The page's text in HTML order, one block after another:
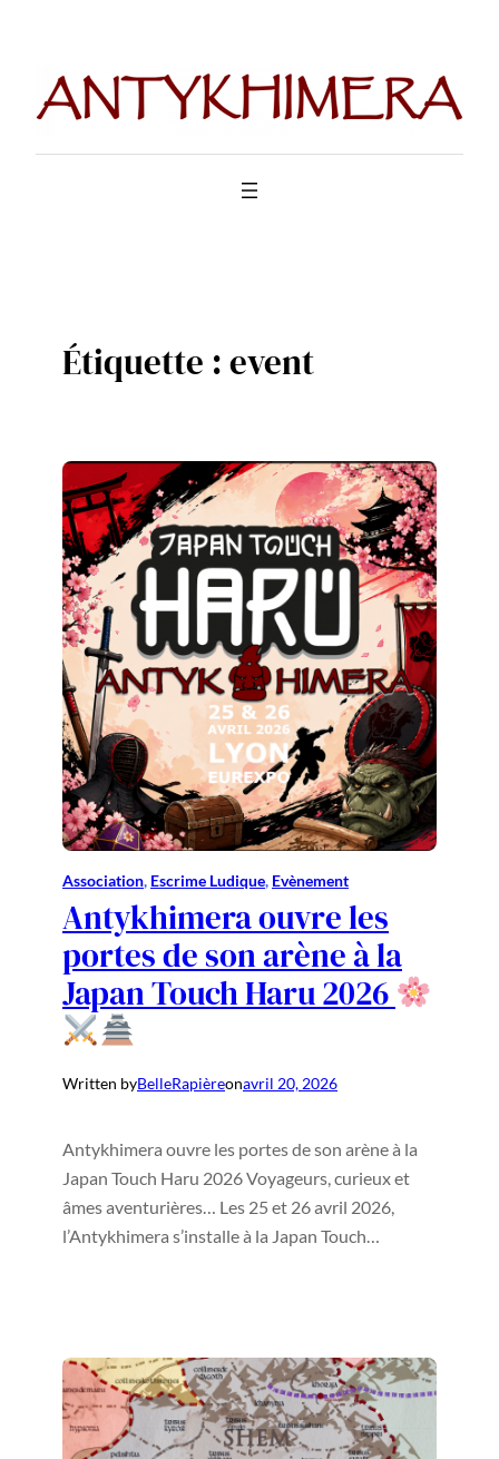
contenu
Étiquette :event
Association, Escrime Ludique, Evènement
Antykhimera ouvre les
portes de son arène à la
Japan Touch Haru 2026
Written byBelleRapièreonavril 20, 2026
Antykhimera ouvre les portes de son arène à la
Japan Touch Haru 2026 Voyageurs, curieux et
âmes aventurières… Les 25 et 26 avril 2026,
l’Antykhimera s’installe à la Japan Touch…